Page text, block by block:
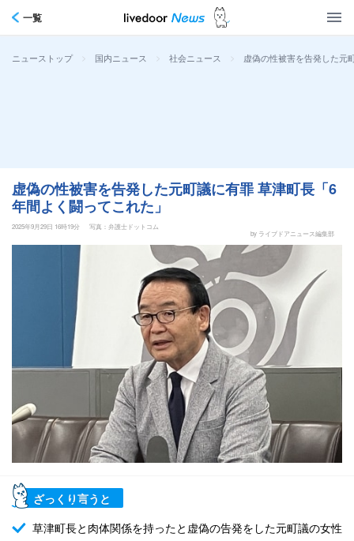
一覧
ニューストップ > 国内ニュース > 社会ニュース > 虚偽の性被害を告発した元
虚偽の性被害を告発した元町議に有罪 草津町長「6
年間よく闘ってこれた」
2025年9月29日 16時19分
写真：弁護士ドットコム
by ライブドアニュース編集部
ざっくり言うと
草津町長と肉体関係を持ったと虚偽の告発をした元町議の女性